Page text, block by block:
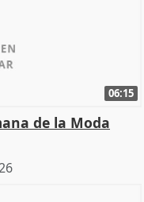
06:15
de la Moda